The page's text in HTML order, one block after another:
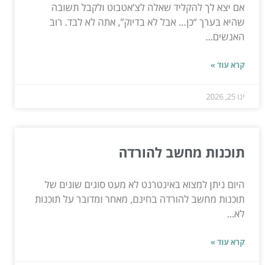
אם יצא לך להקליד שאלה לצ’אטבוט ולקבל תשובה
שהיא בערך “כן… אבל לא בדיוק”, אתה לא לבד. רוב
האנשים...
קרא עוד »
ינו 25, 2026
תוכנות מחשב להורדה
היום ניתן למצוא באינטרנט לא מעט סוגים שונים של
תוכנות מחשב להורדה בחינם, מאחר ומדובר על תוכנות
לא...
קרא עוד »